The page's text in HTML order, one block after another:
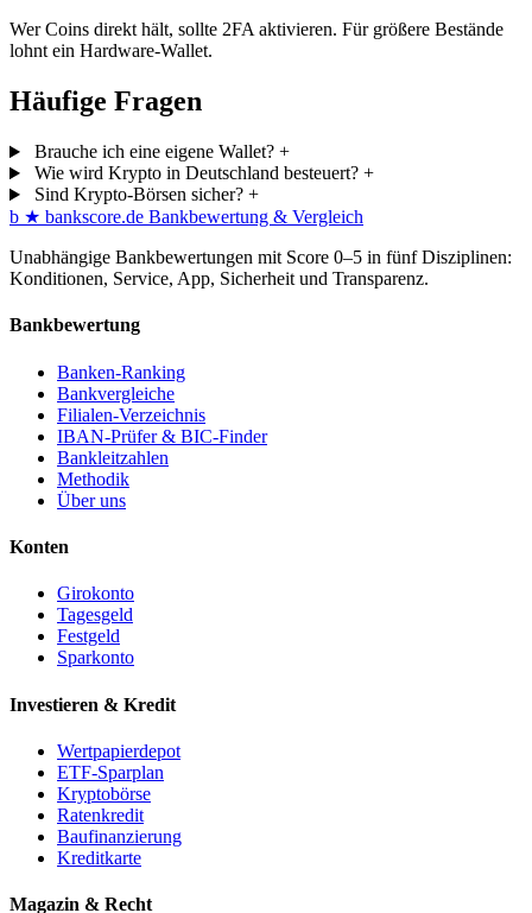
Wer Coins direkt hält, sollte 2FA aktivieren. Für größere Bestände
lohnt ein Hardware-Wallet.
Häufige Fragen
Brauche ich eine eigene Wallet? +
Wie wird Krypto in Deutschland besteuert? +
Sind Krypto-Börsen sicher? +
b ★ bankscore.de Bankbewertung & Vergleich
Unabhängige Bankbewertungen mit Score 0–5 in fünf Disziplinen:
Konditionen, Service, App, Sicherheit und Transparenz.
Bankbewertung
Banken-Ranking
Bankvergleiche
Filialen-Verzeichnis
IBAN-Prüfer & BIC-Finder
Bankleitzahlen
Methodik
Über uns
Konten
Girokonto
Tagesgeld
Festgeld
Sparkonto
Investieren & Kredit
Wertpapierdepot
ETF-Sparplan
Kryptobörse
Ratenkredit
Baufinanzierung
Kreditkarte
Magazin & Recht